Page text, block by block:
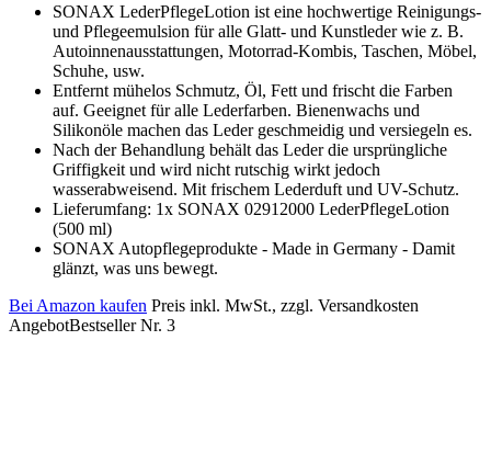
SONAX LederPflegeLotion ist eine hochwertige Reinigungs-
und Pflegeemulsion für alle Glatt- und Kunstleder wie z. B.
Autoinnenausstattungen, Motorrad-Kombis, Taschen, Möbel,
Schuhe, usw.
Entfernt mühelos Schmutz, Öl, Fett und frischt die Farben
auf. Geeignet für alle Lederfarben. Bienenwachs und
Silikonöle machen das Leder geschmeidig und versiegeln es.
Nach der Behandlung behält das Leder die ursprüngliche
Griffigkeit und wird nicht rutschig wirkt jedoch
wasserabweisend. Mit frischem Lederduft und UV-Schutz.
Lieferumfang: 1x SONAX 02912000 LederPflegeLotion
(500 ml)
SONAX Autopflegeprodukte - Made in Germany - Damit
glänzt, was uns bewegt.
Bei Amazon kaufen Preis inkl. MwSt., zzgl. Versandkosten
AngebotBestseller Nr. 3